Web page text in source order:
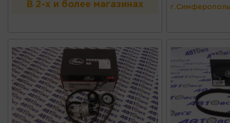
В 2-х и более магазинах